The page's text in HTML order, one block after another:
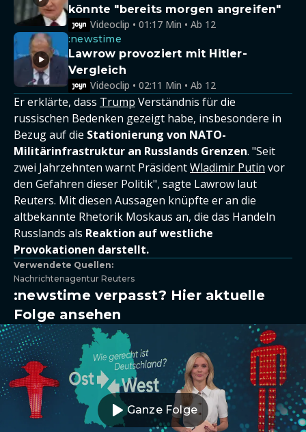
könnte "bereits morgen angreifen"
Videoclip • 01:17 Min • Ab 12
:newstime
Lawrow provoziert mit Hitler-
Vergleich
Videoclip • 02:11 Min • Ab 12
Er erklärte, dass Trump Verständnis für die
russischen Bedenken gezeigt habe, insbesondere in
Bezug auf die Stationierung von NATO-
Militärinfrastruktur an Russlands Grenzen. "Seit
zwei Jahrzehnten warnt PräsidentWladimir Putin vor
den Gefahren dieser Politik", sagte Lawrow laut
Reuters. Mit diesen Aussagen knüpfte er an die
altbekannte Rhetorik Moskaus an, die das Handeln
Russlands als Reaktion auf westliche
Provokationen darstellt.
Verwendete Quellen:
Nachrichtenagentur Reuters
:newstime verpasst? Hier aktuelle
Folge ansehen
Ganze Folge